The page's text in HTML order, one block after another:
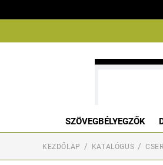
SZÖVEGBÉLYEGZŐK
KEZDŐLAP KATALÓGUS